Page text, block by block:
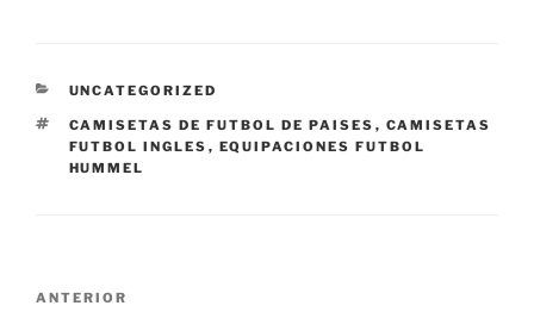
CATEGORÍAS
UNCATEGORIZED
ETIQUETAS
CAMISETAS DE FUTBOL DE PAISES , CAMISETAS
FUTBOL INGLES , EQUIPACIONES FUTBOL
HUMMEL
Entrada
ANTERIOR